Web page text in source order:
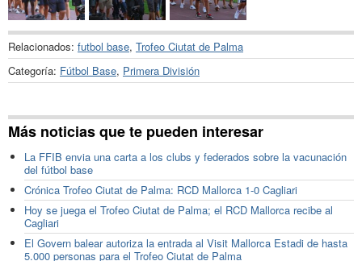
Relacionados: futbol base, Trofeo Ciutat de Palma
Categoría: Fútbol Base, Primera División
Más noticias que te pueden interesar
La FFIB envia una carta a los clubs y federados sobre la vacunación
del fútbol base
Crónica Trofeo Ciutat de Palma: RCD Mallorca 1-0 Cagliari
Hoy se juega el Trofeo Ciutat de Palma; el RCD Mallorca recibe al
Cagliari
El Govern balear autoriza la entrada al Visit Mallorca Estadi de hasta
5.000 personas para el Trofeo Ciutat de Palma